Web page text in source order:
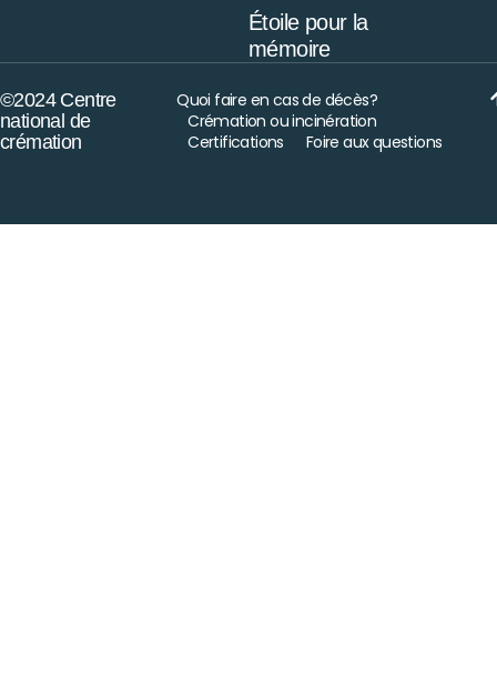
Étoile pour la
mémoire
©2024 Centre
national de
crémation
Quoi faire en cas de décès?
Crémation ou incinération
Certifications
Foire aux questions